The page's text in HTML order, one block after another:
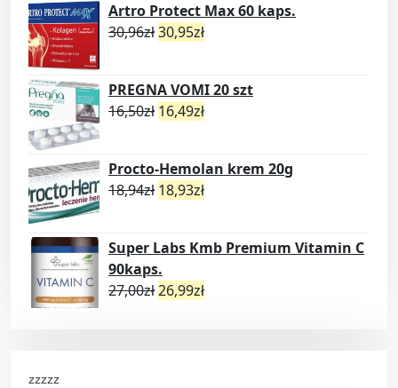
Artro Protect Max 60 kaps.
30,96zł30,95zł
PREGNA VOMI 20 szt
16,50zł 16,49zł
Procto-Hemolan krem 20g
18,94zł 18,93zł
Super Labs Kmb Premium Vitamin C
90kaps.
27,00zł26,99zł
zzzzz